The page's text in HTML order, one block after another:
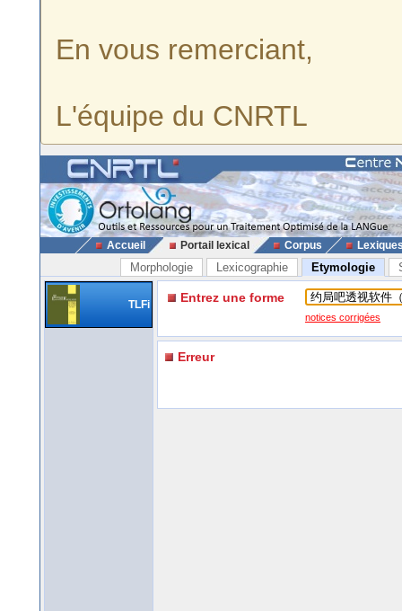
En vous remerciant,
L'équipe du CNRTL
Accueil Portail lexical Corpus
Morphologie Lexicographie Etymologie
TLFi Entrez une forme
notices corrigées
Erreur